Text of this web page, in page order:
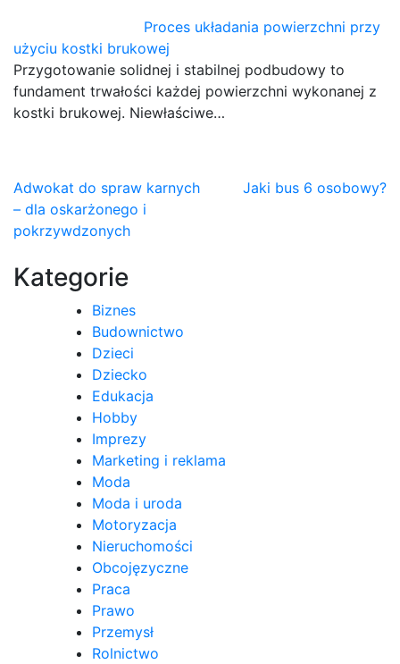
Proces układania powierzchni przy
użyciu kostki brukowej
Przygotowanie solidnej i stabilnej podbudowy to
fundament trwałości każdej powierzchni wykonanej z
kostki brukowej. Niewłaściwe…
Nawigacja
wpisu
Adwokat do spraw karnych
– dla oskarżonego i
pokrzywdzonych
Jaki bus 6 osobowy?
Kategorie
Biznes
Budownictwo
Dzieci
Dziecko
Edukacja
Hobby
Imprezy
Marketing i reklama
Moda
Moda i uroda
Motoryzacja
Nieruchomości
Obcojęzyczne
Praca
Prawo
Przemysł
Rolnictwo